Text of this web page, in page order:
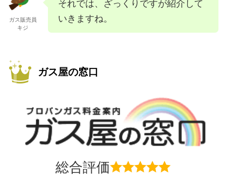
ガス販売員
キジ
いきますね。
ガス屋の窓口
総合評価